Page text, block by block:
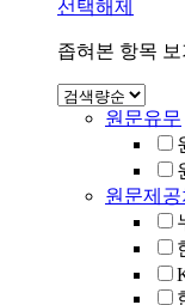
선택해제
좁혀본 항목 보
원문유무
원문제공